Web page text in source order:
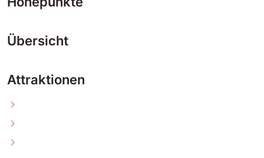
Übersicht
Attraktionen